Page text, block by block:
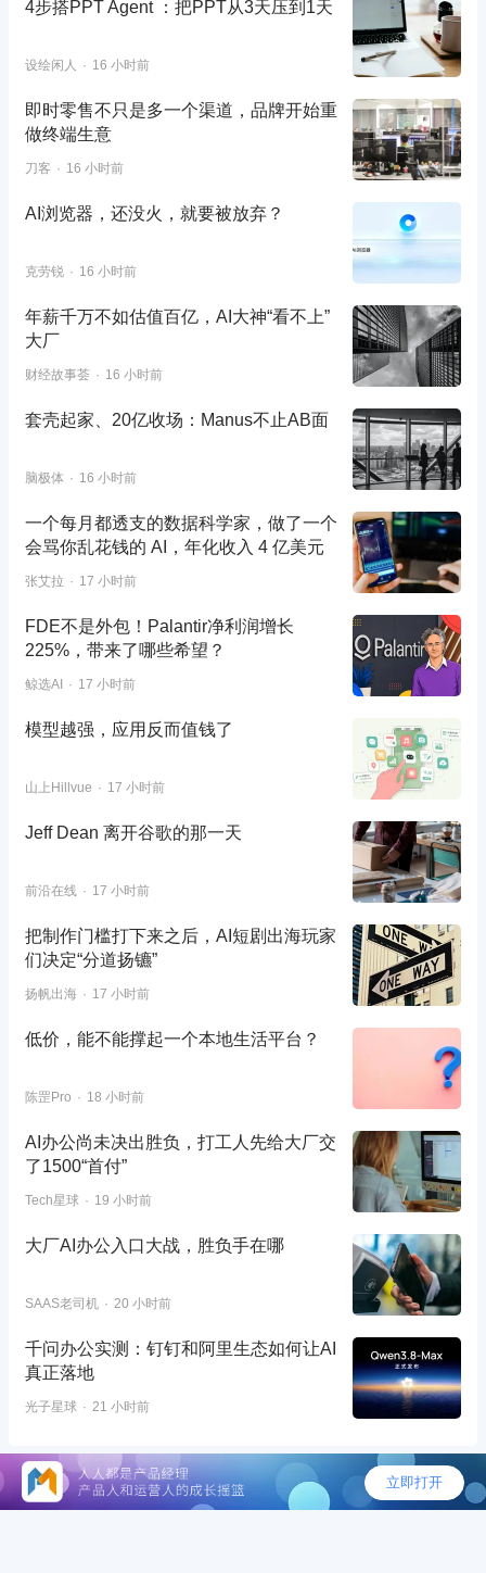
4步搭PPT Agent ：把PPT从3天压到1天
设绘闲人 16 小时前
即时零售不只是多一个渠道，品牌开始重
做终端生意
刀客 16 小时前
AI浏览器，还没火，就要被放弃？
克劳锐 16 小时前
年薪千万不如估值百亿，AI大神“看不上”
大厂
财经故事荟 16 小时前
套壳起家、20亿收场：Manus不止AB面
脑极体 16 小时前
一个每月都透支的数据科学家，做了一个
会骂你乱花钱的 AI，年化收入 4 亿美元
张艾拉 17 小时前
FDE不是外包！Palantir净利润增长
225%，带来了哪些希望？
鲸选AI 17 小时前
模型越强，应用反而值钱了
山上Hillvue 17 小时前
Jeff Dean 离开谷歌的那一天
前沿在线 17 小时前
把制作门槛打下来之后，AI短剧出海玩家
们决定“分道扬镳”
扬帆出海 17 小时前
低价，能不能撑起一个本地生活平台？
陈罡Pro 18 小时前
AI办公尚未决出胜负，打工人先给大厂交
了1500“首付”
Tech星球 19 小时前
大厂AI办公入口大战，胜负手在哪
SAAS老司机 20 小时前
千问办公实测：钉钉和阿里生态如何让AI
真正落地
光子星球 21 小时前
©2026 - 人人都是产品经理